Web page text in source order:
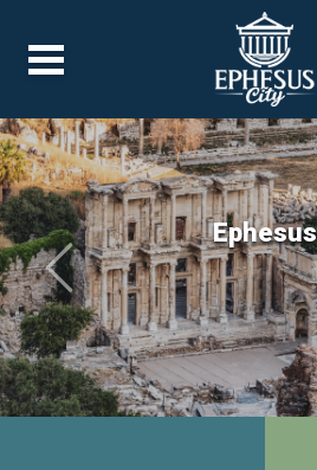
Ephesus
Önceki